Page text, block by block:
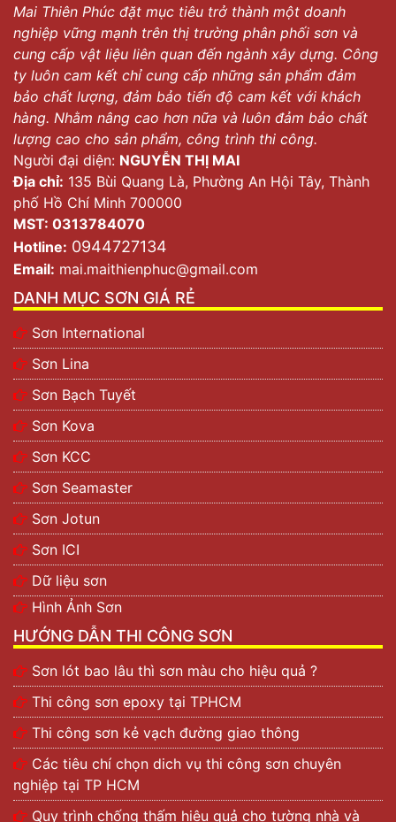
Mai Thiên Phúc đặt mục tiêu trở thành một doanh
nghiệp vững mạnh trên thị trường phân phối sơn và
cung cấp vật liệu liên quan đến ngành xây dựng. Công
ty luôn cam kết chỉ cung cấp những sản phẩm đảm
bảo chất lượng, đảm bảo tiến độ cam kết với khách
hàng. Nhằm nâng cao hơn nữa và luôn đảm bảo chất
lượng cao cho sản phẩm, công trình thi công.
Người đại diện: NGUYỄN THỊ MAI
Địa chỉ: 135 Bùi Quang Là, Phường An Hội Tây, Thành
phố Hồ Chí Minh 700000
MST: 0313784070
Hotline: 0944727134
Email: mai.maithienphuc@gmail.com
DANH MỤC SƠN GIÁ RẺ
Sơn International
Sơn Lina
Sơn Bạch Tuyết
Sơn Kova
Sơn KCC
Sơn Seamaster
Sơn Jotun
Sơn ICI
Dữ liệu sơn
Hình Ảnh Sơn
HƯỚNG DẪN THI CÔNG SƠN
Sơn lót bao lâu thì sơn màu cho hiệu quả ?
Thi công sơn epoxy tại TPHCM
Thi công sơn kẻ vạch đường giao thông
Các tiêu chí chọn dich vụ thi công sơn chuyên
nghiệp tại TP HCM
Quy trình chống thấm hiệu quả cho tường nhà và